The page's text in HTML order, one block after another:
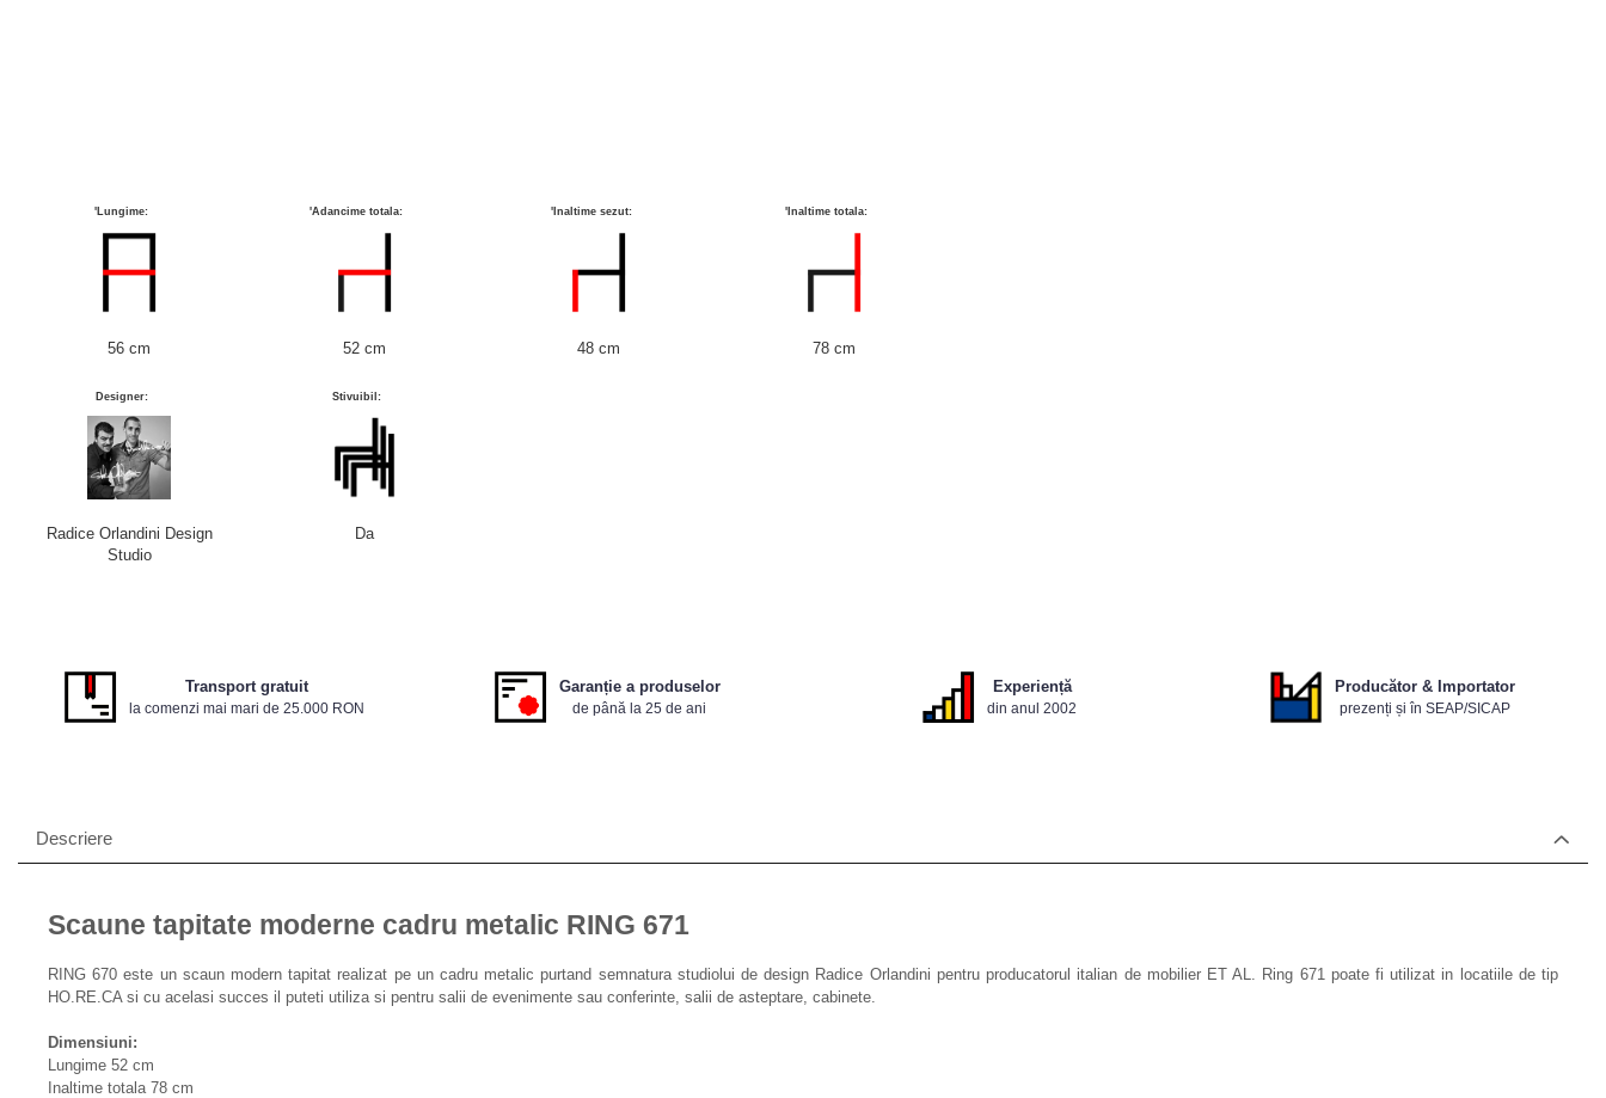
'Lungime:
56 cm
'Adancime totala:
52 cm
'Inaltime sezut:
48 cm
'Inaltime totala:
78 cm
Designer:
Radice Orlandini Design
Studio
Stivuibil:
Da
Transport gratuit
la comenzi mai mari de 25.000 RON
Garanție a produselor
de până la 25 de ani
Experiență
din anul 2002
Producător & Importator
prezenți și în SEAP/SICAP
Descriere
Scaune tapitate moderne cadru metalic RING 671
RING 670 este un scaun modern tapitat realizat pe un cadru metalic purtand semnatura studiolui de design Radice Orlandini pentru producatorul italian de mobilier ET AL. Ring 671 poate fi utilizat in locatiile de tip
HO.RE.CA si cu acelasi succes il puteti utiliza si pentru salii de evenimente sau conferinte, salii de asteptare, cabinete.
Dimensiuni:
Lungime 52 cm
Inaltime totala 78 cm